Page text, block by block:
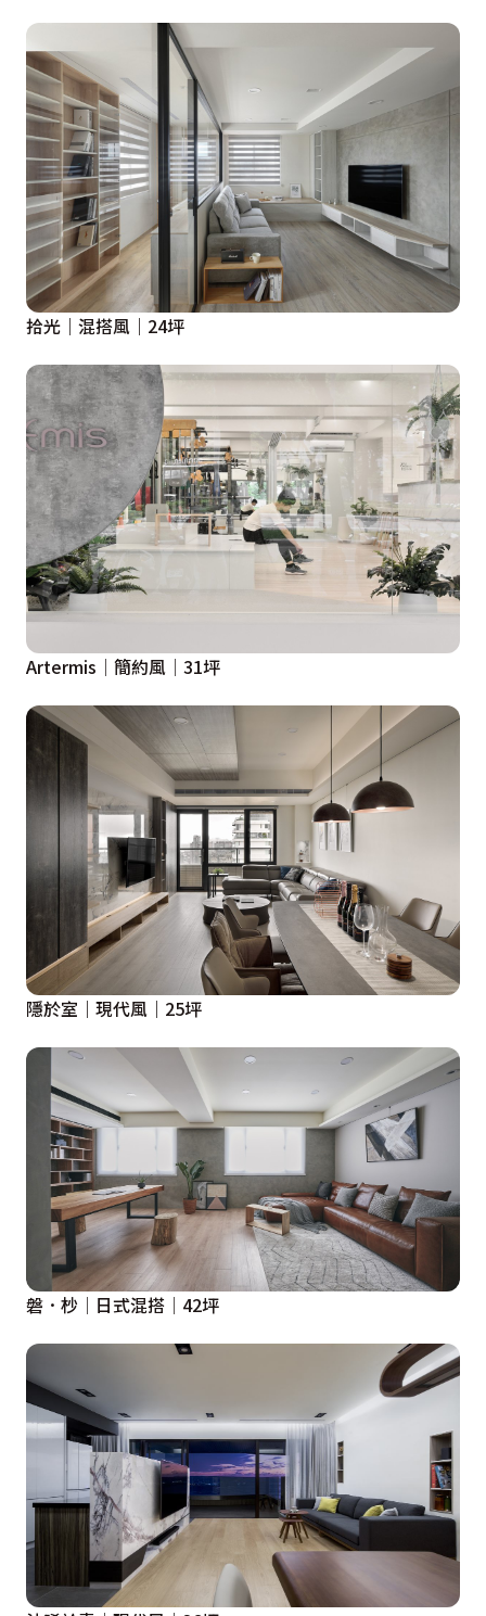
拾光｜混搭風｜24坪
Artermis│簡約風│31坪
隱於室｜現代風｜25坪
磐．杪│日式混搭│42坪